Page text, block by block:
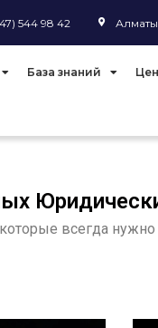
544 98 42
База знаний
всегда